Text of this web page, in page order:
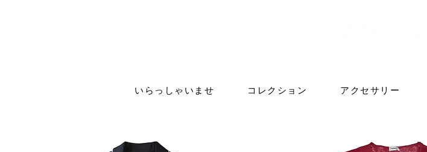
いらっしゃいませ コレクション アクセサリー